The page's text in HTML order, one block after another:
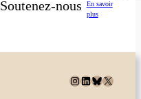
Soutenez-nous
En savoir
plus
Instagram
LinkedIn
Bluesky
X